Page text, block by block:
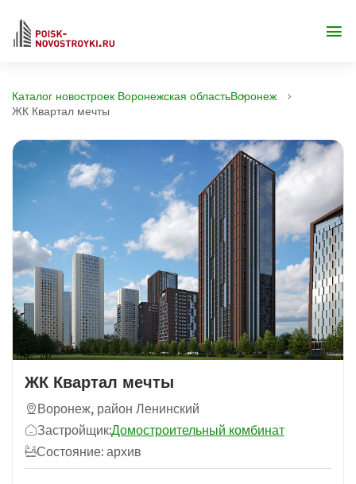
Каталог новостроек Воронежская областьВоронеж
ЖК Квартал мечты
ЖК Квартал мечты
Воронеж, район Ленинский
Застройщик:Домостроительный комбинат
Состояние: архив